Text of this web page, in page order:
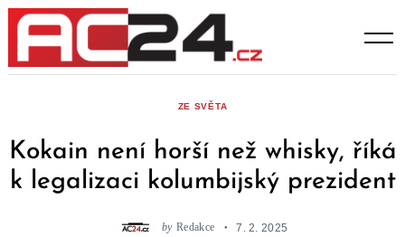
Skip
content
ZE SVĚTA
Kokain není horší než whisky, říká
k legalizaci kolumbijský prezident
by Redakce 7. 2. 2025